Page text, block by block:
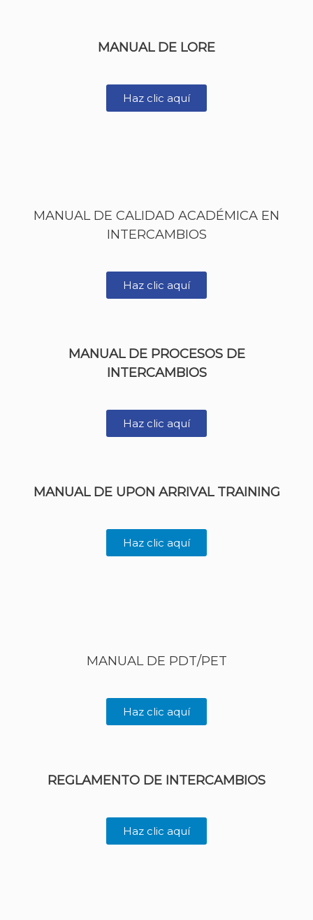
MANUAL DE LORE
Haz clic aquí
MANUAL DE CALIDAD ACADÉMICA EN
INTERCAMBIOS
Haz clic aquí
MANUAL DE PROCESOS DE
INTERCAMBIOS
Haz clic aquí
MANUAL DE UPON ARRIVAL TRAINING
Haz clic aquí
MANUAL DE PDT/PET
Haz clic aquí
REGLAMENTO DE INTERCAMBIOS
Haz clic aquí